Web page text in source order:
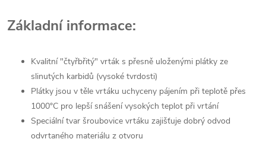
Základní informace:
Kvalitní "čtyřbřitý" vrták s přesně uloženými plátky ze
slinutých karbidů (vysoké tvrdosti)
Plátky jsou v těle vrtáku uchyceny pájením při teplotě přes
1000°C pro lepší snášení vysokých teplot při vrtání
Speciální tvar šroubovice vrtáku zajišťuje dobrý odvod
odvrtaného materiálu z otvoru